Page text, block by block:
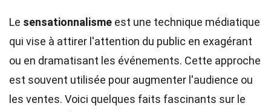
Le sensationnalisme est une technique médiatique
qui vise à attirer l'attention du public en exagérant
ou en dramatisant les événements. Cette approche
est souvent utilisée pour augmenter l'audience ou
les ventes. Voici quelques faits fascinants sur le